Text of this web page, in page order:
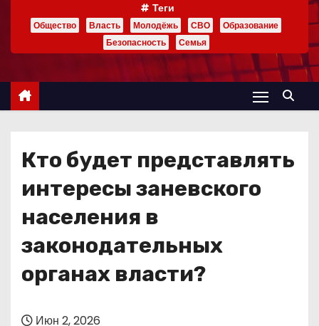
ж
Теги
Общество Власть Молодёжь СВО
Образование
Безопасность
Семья
Кто будет представлять
интересы заневского
населения в
законодательных
органах власти?
Июн 2, 2026